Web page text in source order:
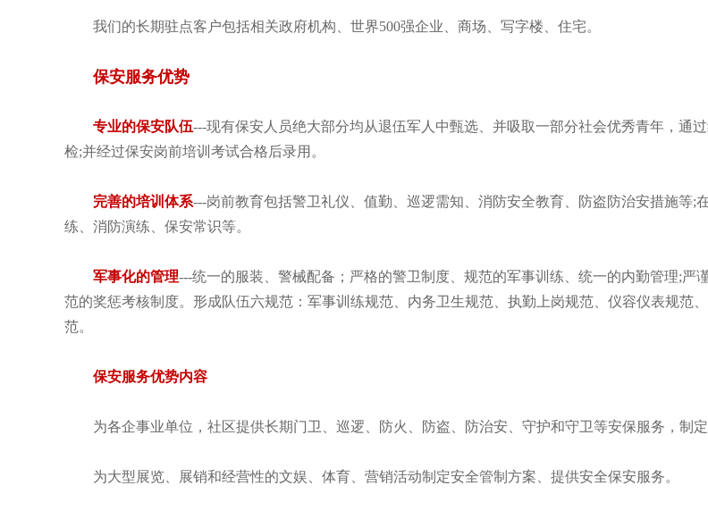
我们的长期驻点客户包括相关政府机构、世界500强企业、商场、写字楼、住宅。
保安服务优势
专业的保安队伍---现有保安人员绝大部分均从退伍军人中甄选、并吸取一部分社会优秀青年，通
检;并经过保安岗前培训考试合格后录用。
完善的培训体系---岗前教育包括警卫礼仪、值勤、巡逻需知、消防安全教育、防盗防治安措施等;
练、消防演练、保安常识等。
军事化的管理---统一的服装、警械配备；严格的警卫制度、规范的军事训练、统一的内勤管理;严
范的奖惩考核制度。形成队伍六规范：军事训练规范、内务卫生规范、执勤上岗规范、仪容仪表规范
范。
保安服务优势内容
为各企事业单位，社区提供长期门卫、巡逻、防火、防盗、防治安、守护和守卫等安保服务，制定
为大型展览、展销和经营性的文娱、体育、营销活动制定安全管制方案、提供安全保安服务。